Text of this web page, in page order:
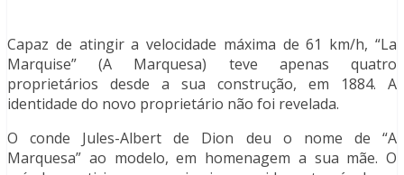
Capaz de atingir a velocidade máxima de 61 km/h, “La
Marquise” (A Marquesa) teve apenas quatro
proprietários desde a sua construção, em 1884. A
identidade do novo proprietário não foi revelada.
O conde Jules-Albert de Dion deu o nome de “A
Marquesa” ao modelo, em homenagem a sua mãe. O